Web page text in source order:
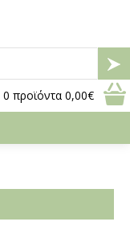
0 προϊόντα 0,00€